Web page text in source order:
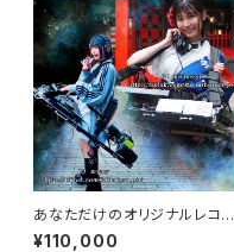
あなただけのオリジナルレコー
ド
¥110,000